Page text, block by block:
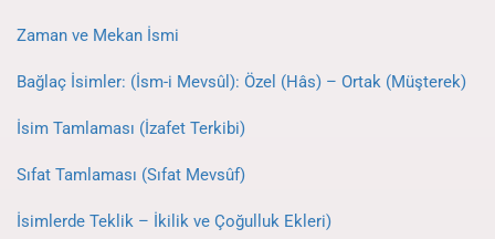
Zaman ve Mekan İsmi
Bağlaç İsimler: (İsm-i Mevsûl): Özel (Hâs) – Ortak (Müşterek)
İsim Tamlaması (İzafet Terkibi)
Sıfat Tamlaması (Sıfat Mevsûf)
İsimlerde Teklik – İkilik ve Çoğulluk Ekleri)